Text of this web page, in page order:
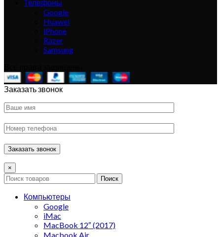
Телефоны
Google
Huawei
iPhone
Razer
Samsung
Заказать звонок
×
Поиск
Компьютеры
Google
iMac
MacBook 12″ (2017)
Macbook Air